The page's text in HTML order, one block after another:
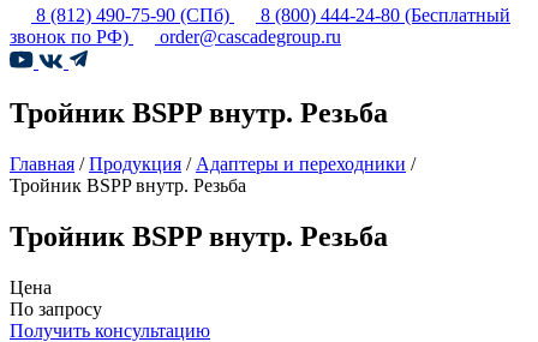
8 (812) 490-75-90 (СПб) 8 (800) 444-24-80 (Бесплатный
звонок по РФ)
order@cascadegroup.ru
Тройник BSPP внутр. Резьба
Главная /Продукция / Адаптеры и переходники /
Тройник BSPP внутр. Резьба
Тройник BSPP внутр. Резьба
Цена
По запросу
Получить консультацию